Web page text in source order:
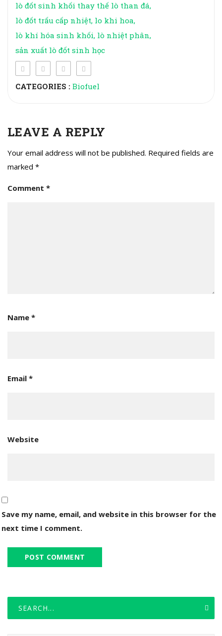
lò đốt sinh khối thay thế lò than đá
lò đốt trấu cấp nhiệt lo khi hoa
lò khí hóa sinh khối lò nhiệt phân
sản xuất lò đốt sinh học
CATEGORIES : Biofuel
LEAVE A REPLY
Your email address will not be published. Required fields are
marked *
Comment *
Name *
Email *
Website
Save my name, email, and website in this browser for the
next time I comment.